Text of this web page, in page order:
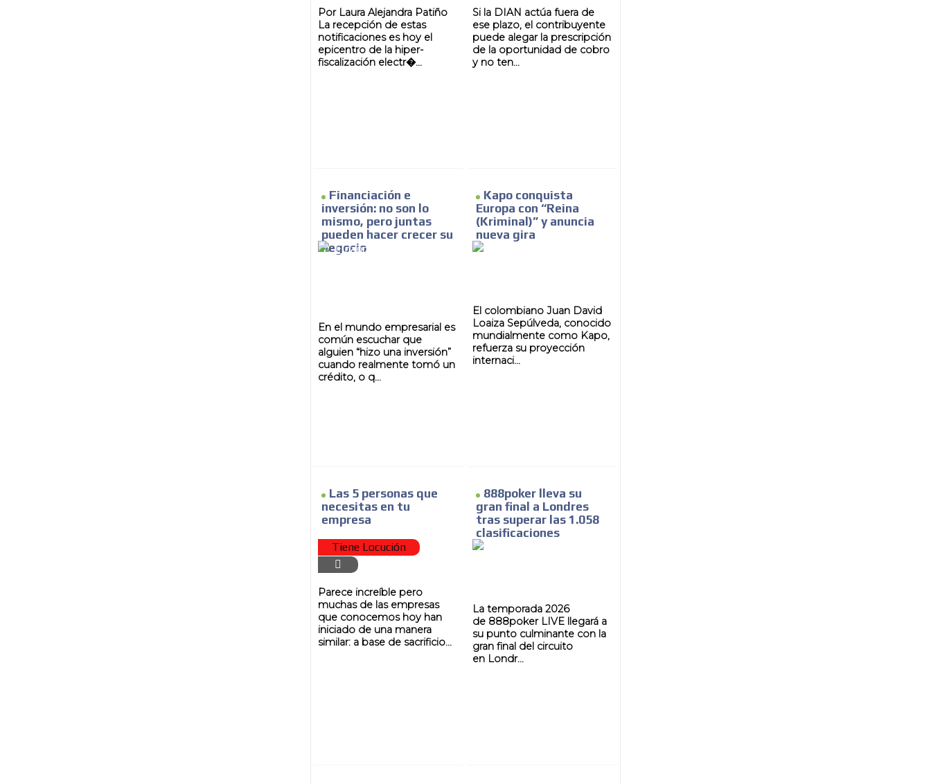
Por Laura Alejandra Patiño
La recepción de estas
notificaciones es hoy el
epicentro de la hiper-
fiscalización electr�...
Si la DIAN actúa fuera de
ese plazo, el contribuyente
puede alegar la prescripción
de la oportunidad de cobro
y no ten...
Financiación e
inversión: no son lo
mismo, pero juntas
pueden hacer crecer su
negocio
En el mundo empresarial es
común escuchar que
alguien “hizo una inversión”
cuando realmente tomó un
crédito, o q...
Kapo conquista
Europa con “Reina
(Kriminal)” y anuncia
nueva gira
El colombiano Juan David
Loaiza Sepúlveda, conocido
mundialmente como Kapo,
refuerza su proyección
internaci...
Las 5 personas que
necesitas en tu
empresa
Tiene Locución
Parece increíble pero
muchas de las empresas
que conocemos hoy han
iniciado de una manera
similar: a base de sacrificio...
888poker lleva su
gran final a Londres
tras superar las 1.058
clasificaciones
La temporada 2026
de 888poker LIVE llegará a
su punto culminante con la
gran final del circuito
en Londr...
MVE